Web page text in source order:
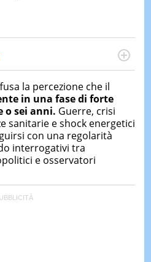
in Marketing Management
di contenuti in ottica SEO e
marketing attraverso
la percezione che il
in una fase di forte
o sei anni. Guerre, crisi
sanitarie e shock energetici
con una regolarità
interrogativi tra
e osservatori